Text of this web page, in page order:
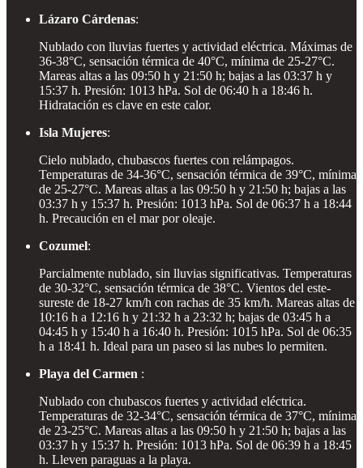
Lázaro Cárdenas:
Nublado con lluvias fuertes y actividad eléctrica. Máximas de
36-38°C, sensación térmica de 40°C, mínima de 25-27°C.
Mareas altas a las 09:50 h y 21:50 h; bajas a las 03:37 h y
15:37 h. Presión: 1013 hPa. Sol de 06:40 h a 18:46 h.
Hidratación es clave en este calor.
Isla Mujeres:
Cielo nublado, chubascos fuertes con relámpagos.
Temperaturas de 34-36°C, sensación térmica de 39°C, mínima
de 25-27°C. Mareas altas a las 09:50 h y 21:50 h; bajas a las
03:37 h y 15:37 h. Presión: 1013 hPa. Sol de 06:37 h a 18:44
h. Precaución en el mar por oleaje.
Cozumel:
Parcialmente nublado, sin lluvias significativas. Temperaturas
de 30-32°C, sensación térmica de 38°C. Vientos del este-
sureste de 18-27 km/h con rachas de 35 km/h. Mareas altas de
10:16 h a 12:16 h y 21:32 h a 23:32 h; bajas de 03:45 h a
04:45 h y 15:40 h a 16:40 h. Presión: 1015 hPa. Sol de 06:35
h a 18:41 h. Ideal para un paseo si las nubes lo permiten.
Playa del Carmen :
Nublado con chubascos fuertes y actividad eléctrica.
Temperaturas de 32-34°C, sensación térmica de 37°C, mínima
de 23-25°C. Mareas altas a las 09:50 h y 21:50 h; bajas a las
03:37 h y 15:37 h. Presión: 1013 hPa. Sol de 06:39 h a 18:45
h. Lleven paraguas a la playa.